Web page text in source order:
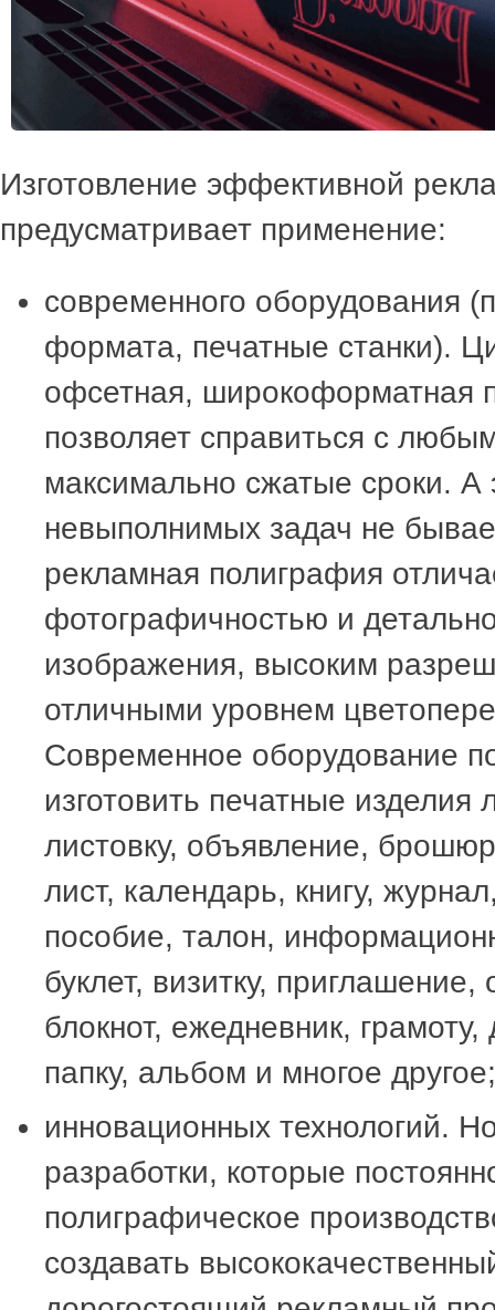
Изготовление эффективной
предусматривает применение:
современного оборудования
формата, печатные станки).
офсетная, широкоформатная
позволяет справиться с
максимально сжатые сроки. А
невыполнимых задач не
рекламная полиграфия
фотографичностью и
изображения, высоким
отличными уровнем
Современное оборудование
изготовить печатные
листовку, объявление,
лист, календарь, книгу,
пособие, талон,
буклет, визитку, приглашение,
блокнот, ежедневник,
папку, альбом и многое другое;
инновационных технологий.
разработки, которые
полиграфическое
создавать